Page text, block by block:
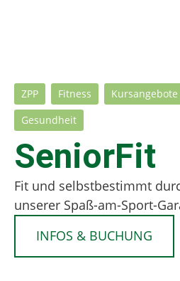
ZPP Fitness Kursangebote
Gesundheit
SeniorFit
Fit und selbstbestimmt
unserer Spaß-am-Sport-
INFOS & BUCHUNG